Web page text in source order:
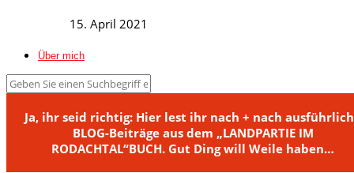
15. April 2021
Über mich
Ja, ihr seid richtig: Hier lest ihr nach + nach
BLOG-Beiträge aus dem „LANDPARTIE IM
RODACHTAL“BUCH. Gut Ding will Weile haben…